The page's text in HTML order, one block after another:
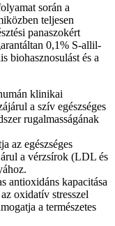
során a
teljesen
panaszokért
0,1% S-allil-
biohasznosulást és a
klinikai
a szív egészséges
rugalmasságának
az egészséges
a vérzsírok (LDL és
antioxidáns kapacitása
oxidatív stresszel
a természetes